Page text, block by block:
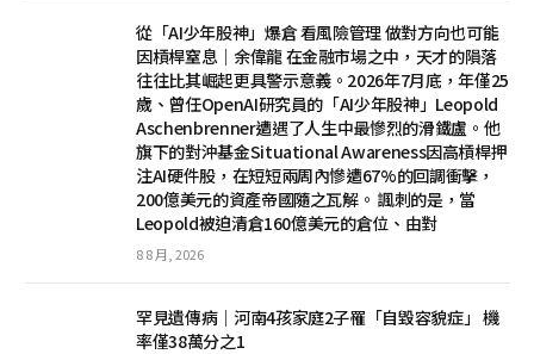
從「AI少年股神」爆倉 看風險管理 做對方向也可能
因槓桿窒息｜余偉龍 在金融市場之中，天才的隕落
往往比其崛起更具警示意義。2026年7月底，年僅25
歲、曾任OpenAI研究員的「AI少年股神」Leopold
Aschenbrenner遭遇了人生中最慘烈的滑鐵盧。他
旗下的對沖基金Situational Awareness因高槓桿押
注AI硬件股，在短短兩周內慘遭67%的回調衝擊，
200億美元的資產帝國隨之瓦解。 諷刺的是，當
Leopold被迫清倉160億美元的倉位、由對
8 8 月, 2026
罕見遺傳病｜河南4孩家庭2子罹「自毀容貌症」 機
率僅38萬分之1